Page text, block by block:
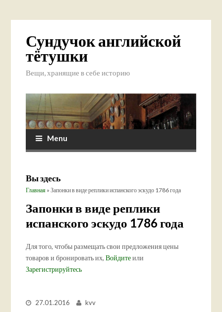
Сундучок английской
тётушки
Вещи, хранящие в себе историю
Menu
Вы здесь
Главная » Запонки в виде реплики испанского эскудо 1786 года
Запонки в виде реплики
испанского эскудо 1786 года
Для того, чтобы размещать свои предложения цены
товаров и бронировать их,Войдитеили
Зарегистрируйтесь
27.01.2016 kvv